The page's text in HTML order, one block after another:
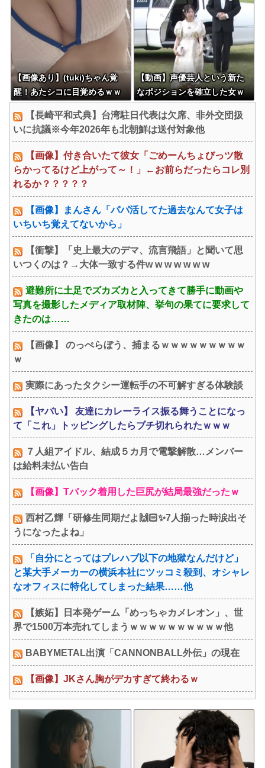
【画像あり】(tuki)ちゃん覚
醒！あたシコに目覚めるｗｗ
【動画】声優芸人という新た
なポジションを確立した女ｗ
ｗｗｗｗ
【長崎平和式典】台湾駐日代表は欠席、非外交団扱
いに抗議※今年2026年も北朝鮮は送付対象他
【画像】付き合いたて彼女「ごめーんちょびっツ散
らかってるけど上がって～！」←お前らだったらコレ別
れるか？？？？？
【画像】まんさん「パパ活してた過去なんて女子は
いちいち覚えてないから」
【衝撃】「史上最大のデマ、流言飛語」と聞いて思
いつくのは？→大体一致する件w w w w w w w
避難所に土足でズカズカと入ってきて勝手に動画や
写真を撮影したメディア取材陣、挙句の果てに要求して
きたのは……
【画像】 のっぺらぼう、捕まるｗｗｗｗｗｗｗｗｗ
ｗ
実際にあったタクシー運転手の不可解すぎる体験談
【ヤバい】 友達にカレーライス振る舞うことになっ
て「これ」トッピングしたらブチ切れられたｗｗｗ
７人組アイドル、結成５カ月で電撃解散…メンバー
は給料未払い告白
【画像】Tバック着用した巨尻が結局最強だったｗ
西村乙輝「研修生同期だよ🙌🏻✨7人揃った時涙出そ
うになったよね」
「自分にとってはプレハブ以下の地獄なんだけど」
と某大手メーカーの横浜本社にツッコミ殺到、オシャレ
なオフィスに特化してしまった結果……他
【嫉妬】日本発ゲーム「めっちゃカメレオン」、世
界で1500万本売れてしまうｗｗｗｗｗｗｗｗｗｗ他
BABYMETAL出演「CANNONBALL外伝」の現在
【画像】JKさん胸がデカすぎて終わるｗ